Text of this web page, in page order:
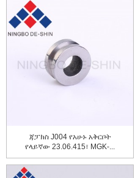
ጃፓክስ J004 የአሁኑ አቅርቦት
የላይኛው 23.06.415፣ MGK-...